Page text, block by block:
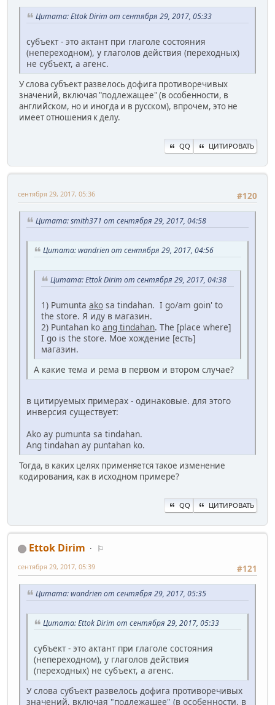
Цитата: Ettok Dirim от сентября 29, 2017, 05:33
субъект - это актант при глаголе состояния
(непереходном), у глаголов действия (переходных)
не субъект, а агенс.
У слова субъект развелось дофига противоречивых
значений, включая "подлежащее" (в особенности, в
английском, но и иногда и в русском), впрочем, это не
имеет отношения к делу.
QQ ЦИТИРОВАТЬ
#120
сентября 29, 2017, 05:36
Цитата: smith371 от сентября 29, 2017, 04:58
Цитата: wandrien от сентября 29, 2017, 04:56
Цитата: Ettok Dirim от сентября 29, 2017, 04:38
1) Pumunta ako sa tindahan. I go/am goin' to
the store. Я иду в магазин.
2) Puntahan ko ang tindahan. The [place where]
I go is the store. Мое хождение [есть]
магазин.
А какие тема и рема в первом и втором случае?
в цитируемых примерах - одинаковые. для этого
инверсия существует:
Ako ay pumunta sa tindahan.
Ang tindahan ay puntahan ko.
Тогда, в каких целях применяется такое изменение
кодирования, как в исходном примере?
QQ ЦИТИРОВАТЬ
Ettok Dirim
⚐
#121
сентября 29, 2017, 05:39
Цитата: wandrien от сентября 29, 2017, 05:35
Цитата: Ettok Dirim от сентября 29, 2017, 05:33
субъект - это актант при глаголе состояния
(непереходном), у глаголов действия
(переходных) не субъект, а агенс.
У слова субъект развелось дофига противоречивых
значений, включая "подлежащее" (в особенности, в